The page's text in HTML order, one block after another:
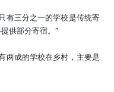
有三分之一的学校是传统寄
供部分寄宿。 ”
两成的学校在乡村，主要是